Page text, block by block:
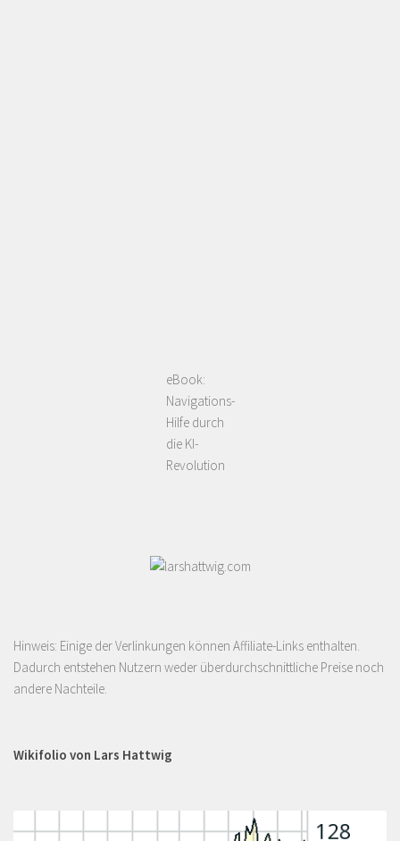
eBook:
Navigations-
Hilfe durch
die KI-
Revolution
Hinweis: Einige der Verlinkungen können Affiliate-Links enthalten.
Dadurch entstehen Nutzern weder überdurchschnittliche Preise noch
andere Nachteile.
Wikifolio von Lars Hattwig